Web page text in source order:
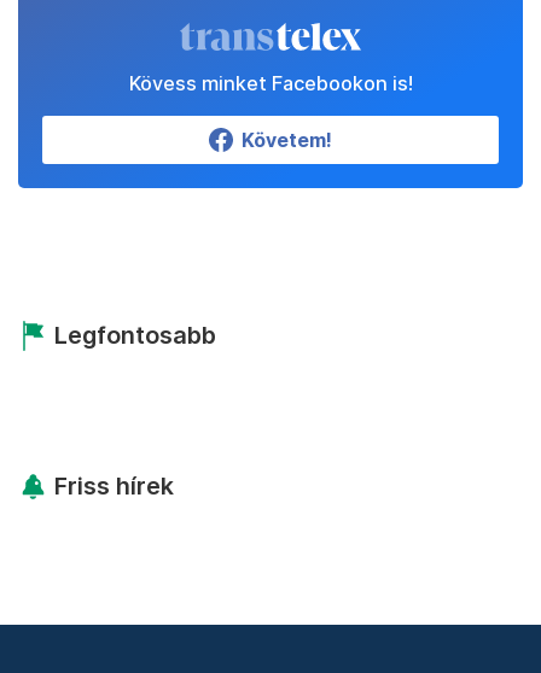
Kövess minket Facebookon is!
Követem!
Legfontosabb
Friss hírek